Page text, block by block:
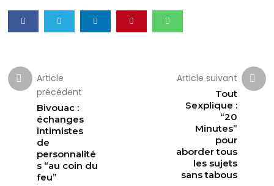
Article
précédent
Bivouac :
échanges
intimistes
de
personnalité
s “au coin du
feu”
Article suivant
Tout
Sexplique :
“20
Minutes”
pour
aborder tous
les sujets
sans tabous